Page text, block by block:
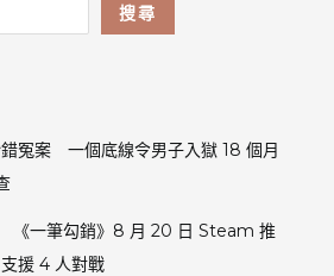
搜尋
錯冤案 一個底線令男子入獄 18 個月
《一筆勾銷》8 月 20 日 Steam 推
援 4 人對戰